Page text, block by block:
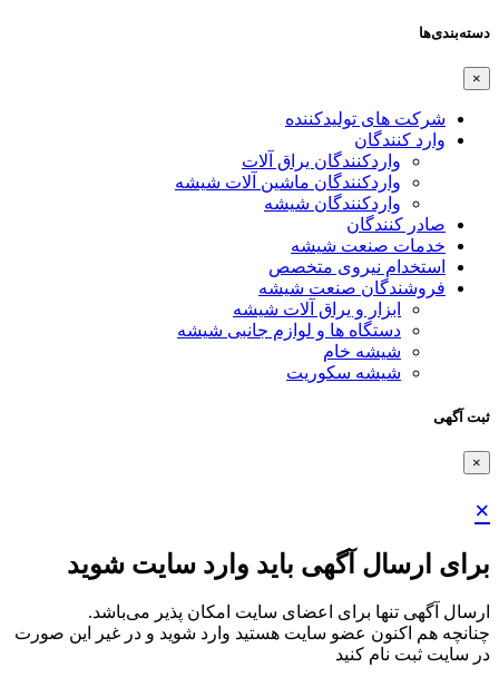
دسته‌بندی‌ها
×
شرکت های تولیدکننده
وارد کنندگان
واردکنندگان یراق آلات
واردکنندگان ماشین آلات شیشه
واردکنندگان شیشه
صادر کنندگان
خدمات صنعت شیشه
استخدام نیروی متخصص
فروشندگان صنعت شیشه
ابزار و یراق آلات شیشه
دستگاه ها و لوازم جانبی شیشه
شیشه خام
شیشه سکوریت
ثبت آگهی
×
×
برای ارسال آگهی باید وارد سایت شوید
ارسال آگهی تنها برای اعضای سایت امکان پذیر می‌باشد.
چنانچه هم‌ اکنون عضو سایت هستید وارد شوید و در غیر این صورت
در سایت ثبت نام کنید